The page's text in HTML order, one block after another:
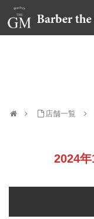
店舗一覧
2024